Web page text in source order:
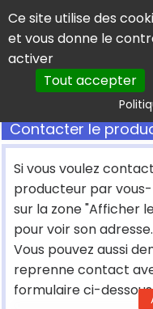
Panneau de gestion des
Ce site utilise des
et vous donne le
activer
Tout accepter
Contacter le
Si vous voulez
producteur par
sur la zone "Afficher
pour voir son adresse.
Vous pouvez aussi
reprenne contact
formulaire ci-dessous